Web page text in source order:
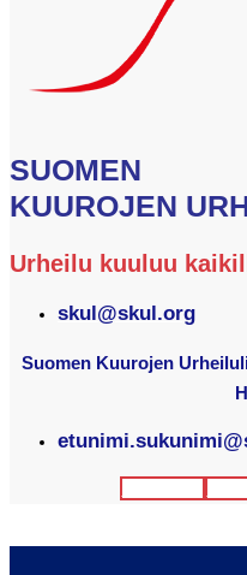
SUOMEN
KUUROJEN
Urheilu kuuluu
skul@skul.org
Suomen Kuurojen